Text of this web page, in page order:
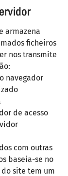
armazena
ficheiros
nos transmite
navegador
de acesso
com outras
baseia-se no
do site tem um